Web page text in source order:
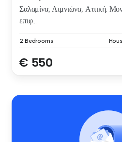
Σαλαμίνα, Λιμνιώνα, Αττική.
επιφ...
2 Bedrooms
€ 550